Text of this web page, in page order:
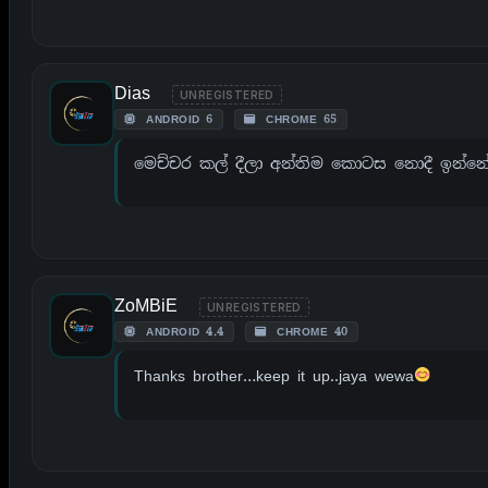
Dias UNREGISTERED
ANDROID 6 CHROME 65
මෙච්චර කල් දීලා අන්‍තිම කොටස නොදී
ZoMBiE UNREGISTERED
ANDROID 4.4 CHROME 40
Thanks brother…keep it up..jaya wewa